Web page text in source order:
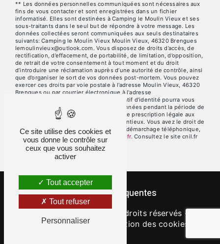
** Les données personnelles communiquées sont nécessaires aux
fins de vous contacter et sont enregistrées dans un fichier
informatisé. Elles sont destinées à Camping le Moulin Vieux et ses
sous-traitants dans le seul but de répondre à votre message. Les
données collectées seront communiquées aux seuls destinataires
suivants: Camping le Moulin Vieux Moulin Vieux, 46320 Brengues
lemoulinvieux@outlook.com. Vous disposez de droits d’accès, de
rectification, d’effacement, de portabilité, de limitation, d’opposition,
de retrait de votre consentement à tout moment et du droit
d’introduire une réclamation auprès d’une autorité de contrôle, ainsi
que d’organiser le sort de vos données post-mortem. Vous pouvez
exercer ces droits par voie postale à l'adresse Moulin Vieux, 46320
Brengues ou par courrier électronique à l'adresse
lemoulinvieux@outlook.com. Un justificatif d'identité pourra vous
être demandé. Nous conservons vos données pendant la période de
prise de contact puis pendant la durée de prescription légale aux
fins probatoires et de gestion des contentieux. Vous avez le droit de
vous inscrire sur la liste d'opposition au démarchage téléphonique,
disponible à cette adresse:
Bloctel.gouv.fr. Consultez le site cnil.fr
pour plus d’informations sur vos droits.
Recherches fréquentes
- 2026 - Tous droits réservés -
Mentions légales
Gestion des cookies
Ce site utilise des cookies et
vous donne le contrôle sur
ceux que vous souhaitez
activer
Tout accepter
Tout refuser
Personnaliser